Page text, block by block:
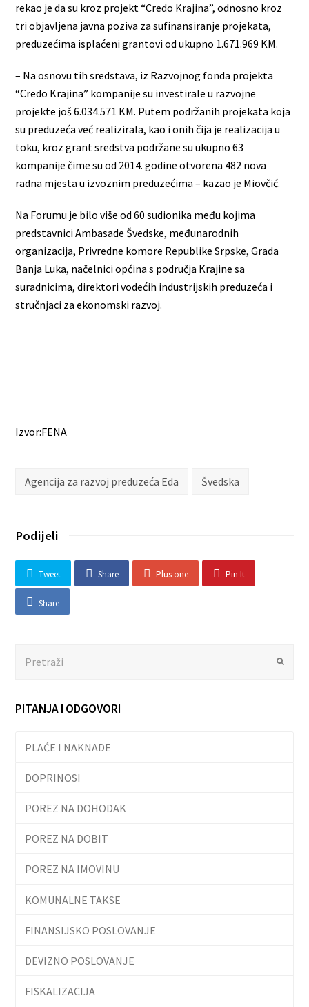
rekao je da su kroz projekt “Credo Krajina”, odnosno kroz
tri objavljena javna poziva za sufinansiranje projekata,
preduzećima isplaćeni grantovi od ukupno 1.671.969 KM.
– Na osnovu tih sredstava, iz Razvojnog fonda projekta
“Credo Krajina” kompanije su investirale u razvojne
projekte još 6.034.571 KM. Putem podržanih projekata koja
su preduzeća već realizirala, kao i onih čija je realizacija u
toku, kroz grant sredstva podržane su ukupno 63
kompanije čime su od 2014. godine otvorena 482 nova
radna mjesta u izvoznim preduzećima – kazao je Miovčić.
Na Forumu je bilo više od 60 sudionika među kojima
predstavnici Ambasade Švedske, međunarodnih
organizacija, Privredne komore Republike Srpske, Grada
Banja Luka, načelnici općina s područja Krajine sa
suradnicima, direktori vodećih industrijskih preduzeća i
stručnjaci za ekonomski razvoj.
Izvor:FENA
Agencija za razvoj preduzeća Eda Švedska
Podijeli
Tweet Share Plus one Pin It
Share
Submit
PITANJA I ODGOVORI
PLAĆE I NAKNADE
DOPRINOSI
POREZ NA DOHODAK
POREZ NA DOBIT
POREZ NA IMOVINU
KOMUNALNE TAKSE
FINANSIJSKO POSLOVANJE
DEVIZNO POSLOVANJE
FISKALIZACIJA